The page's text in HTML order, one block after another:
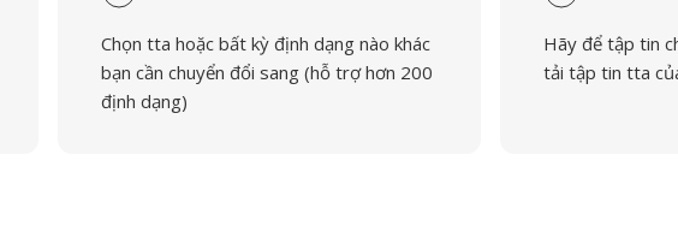
Chọn tta hoặc bất kỳ định dạng nào khác
bạn cần chuyển đổi sang (hỗ trợ hơn 200
định dạng)
Hãy để tập tin
tải tập tin tta